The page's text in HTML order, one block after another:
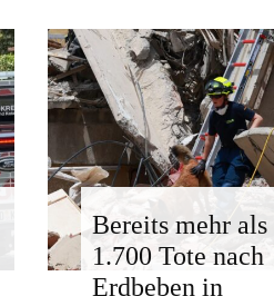
Bereits mehr als
1.700 Tote nach
Erdbeben in